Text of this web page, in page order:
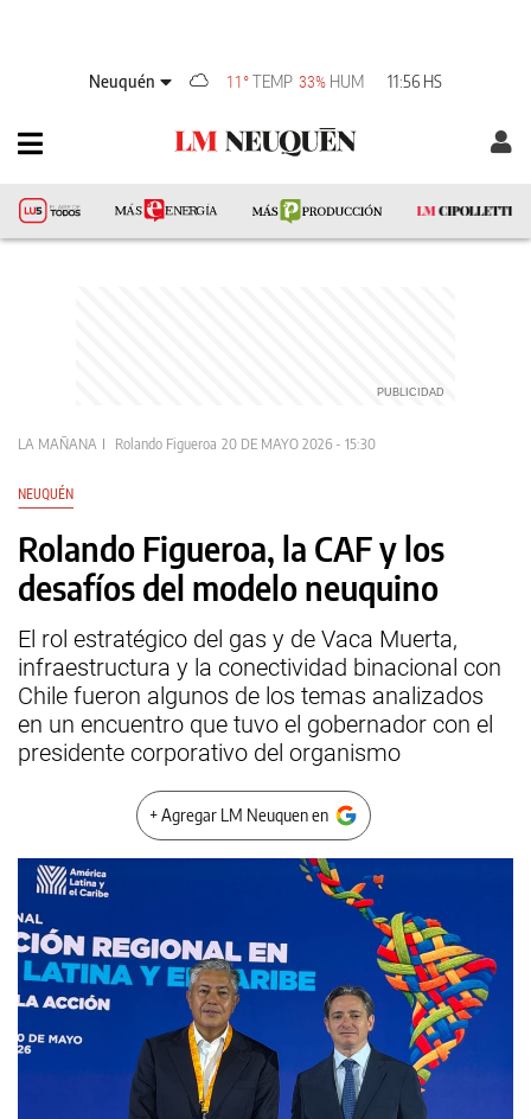
Neuquén 11°TEMP 33% HUM 11:56 HS
LA MAÑANA Rolando Figueroa 20 DE MAYO 2026 - 15:30
NEUQUÉN
Rolando Figueroa, la CAF y los
desafíos del modelo neuquino
El rol estratégico del gas y de Vaca Muerta,
infraestructura y la conectividad binacional con
Chile fueron algunos de los temas analizados
en un encuentro que tuvo el gobernador con el
presidente corporativo del organismo
+ Agregar LM Neuquen en